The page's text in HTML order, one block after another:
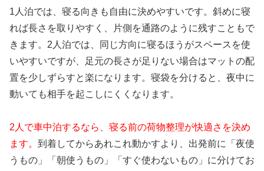
1人泊では、寝る向きも自由に決めやすいです。斜めに寝
れば長さを取りやすく、片側を通路のように残すこともで
きます。2人泊では、同じ方向に寝るほうがスペースを使
いやすいですが、足元の長さが足りない場合はマットの配
置を少しずらすと楽になります。寝袋を分けると、夜中に
動いても相手を起こしにくくなります。
2人で車中泊するなら、寝る前の荷物整理が快適さを決め
ます。 到着してからあれこれ動かすより、出発前に「夜使
うもの」「朝使うもの」「すぐ使わないもの」に分けてお